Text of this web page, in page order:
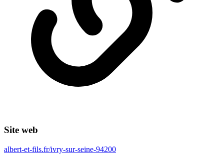
Site web
albert-et-fils.fr/ivry-sur-seine-94200